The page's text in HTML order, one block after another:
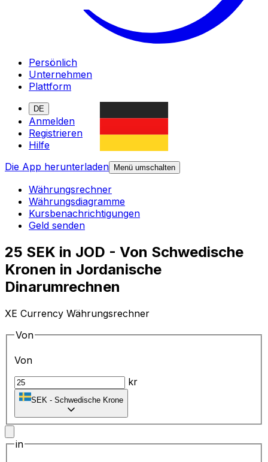
Persönlich
Unternehmen
Plattform
DE
Anmelden
Registrieren
Hilfe
Die App herunterladen
Menü umschalten
Währungsrechner
Währungsdiagramme
Kursbenachrichtigungen
Geld senden
25 SEK in JOD - Von Schwedische
Kronen in Jordanische
Dinarumrechnen
XE Currency Währungsrechner
Von
Von
kr
SEK - Schwedische Krone
in